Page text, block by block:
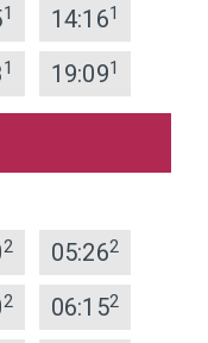
1 14:161
1 19:091
2 05:262
2 06:152